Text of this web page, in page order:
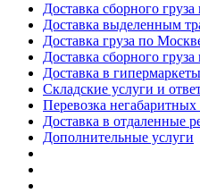
Доставка сборного
Доставка выделенным
Доставка груза по
Доставка сборного
Доставка в
Складские услуги и
Перевозка негабаритных
Доставка в отдаленные
Дополнительные услуги